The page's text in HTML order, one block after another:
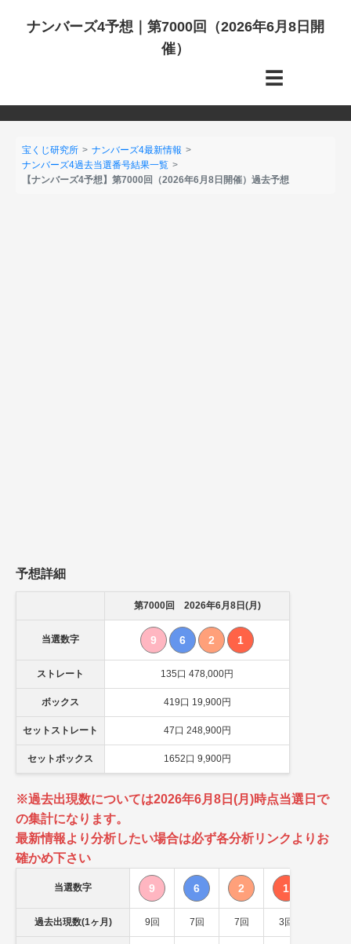
ナンバーズ4予想｜第7000回（2026年6月8日開
催）
☰
宝くじ研究所
ナンバーズ4最新情報
ナンバーズ4過去当選番号結果一覧
【ナンバーズ4予想】第7000回（2026年6月8日開催）過去予想
予想詳細
第7000回 2026年6月8日(月)
当選数字 9 6 2 1
ストレート 135口 478,000円
ボックス 419口 19,900円
セットストレート 47口 248,900円
セットボックス 1652口 9,900円
※過去出現数については2026年6月8日(月)時点当選日で
の集計になります。
最新情報より分析したい場合は必ず各分析リンクよりお
確かめ下さい
当選数字 9 6 2 1
過去出現数(1ヶ月) 9回 7回 7回 3回